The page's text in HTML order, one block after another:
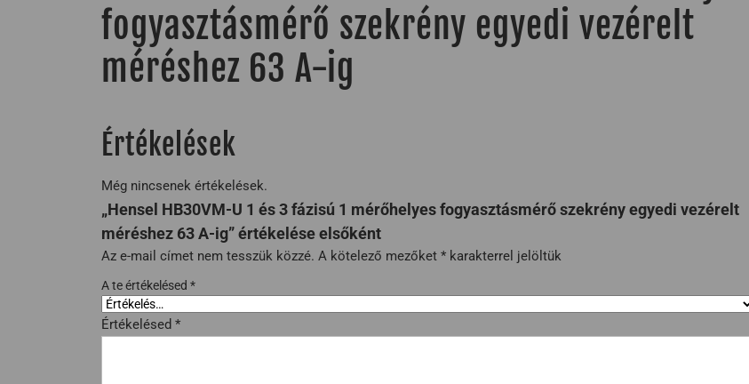
fogyasztásmérő szekrény egyedi vezérelt
méréshez 63 A-ig
Értékelések
Még nincsenek értékelések.
„Hensel HB30VM-U 1 és 3 fázisú 1 mérőhelyes fogyasztásmérő szekrény egyedi vezérelt
méréshez 63 A-ig” értékelése elsőként
Az e-mail címet nem tesszük közzé. A kötelező mezőket * karakterrel jelöltük
A te értékelésed *
Értékelésed *